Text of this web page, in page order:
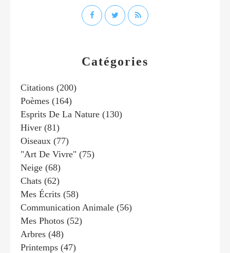
Catégories
Citations (200)
Poèmes (164)
Esprits De La Nature (130)
Hiver (81)
Oiseaux (77)
"art De Vivre" (75)
Neige (68)
Chats (62)
Mes Écrits (58)
Communication Animale (56)
Mes Photos (52)
Arbres (48)
Printemps (47)